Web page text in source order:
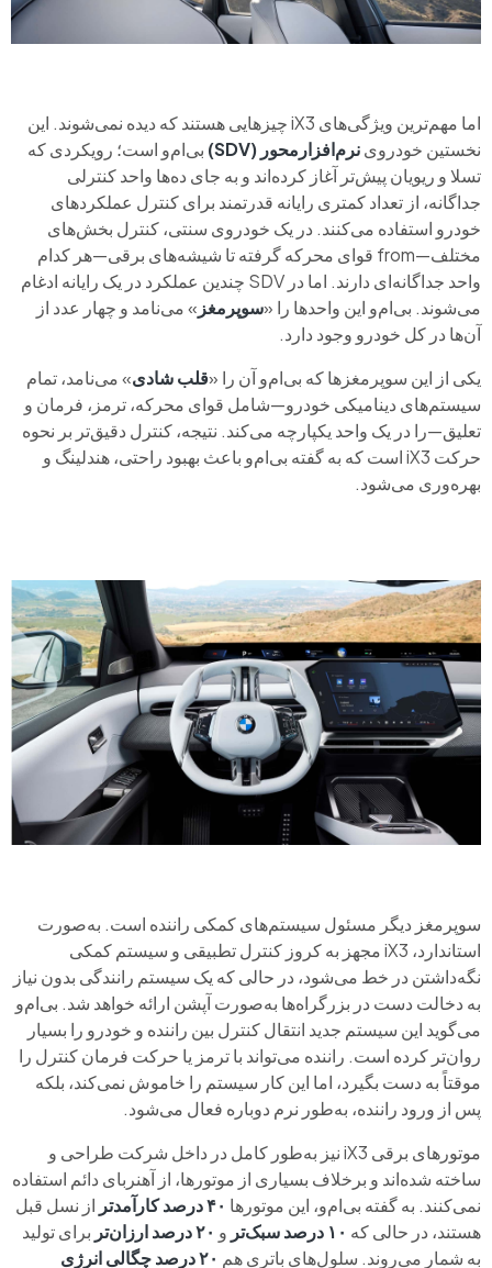
اما مهم‌ترین ویژگی‌های iX3 چیزهایی هستند که دیده نمی‌شوند. این
نخستین خودروینرم‌افزارمحور (SDV)
بی‌ام‌و است؛ رویکردی که
تسلا و ریویان پیش‌تر آغاز کرده‌اند و به جای ده‌ها واحد کنترلی
جداگانه، از تعداد کمتری رایانه‌ قدرتمند برای کنترل عملکردهای
خودرو استفاده می‌کنند. در یک خودروی سنتی، کنترل بخش‌های
مختلف—from قوای محرکه گرفته تا شیشه‌های برقی—هر کدام
واحد جداگانه‌ای دارند. اما در SDV چندین عملکرد در یک رایانه ادغام
می‌شوند. بی‌ام‌و این واحدها را «سوپرمغز » می‌نامد و چهار عدد از
آن‌ها در کل خودرو وجود دارد.
یکی از این سوپرمغزها که بی‌ام‌و آن را «قلب شادی» می‌نامد، تمام
سیستم‌های دینامیکی خودرو—شامل قوای محرکه، ترمز، فرمان و
تعلیق—را در یک واحد یکپارچه می‌کند. نتیجه، کنترل دقیق‌تر بر نحوه
حرکت iX3 است که به گفته‌ بی‌ام‌و باعث بهبود راحتی، هندلینگ و
بهره‌وری می‌شود.
سوپرمغز دیگر مسئول سیستم‌های کمکی راننده است. به‌صورت
استاندارد، iX3 مجهز به کروز کنترل تطبیقی و سیستم کمکی
نگه‌داشتن در خط می‌شود، در حالی که یک سیستم رانندگی بدون نیاز
به دخالت دست در بزرگراه‌ها به‌صورت آپشن ارائه خواهد شد. بی‌ام‌و
می‌گوید این سیستم جدید انتقال کنترل بین راننده و خودرو را بسیار
روان‌تر کرده است. راننده می‌تواند با ترمز یا حرکت فرمان کنترل را
موقتاً به دست بگیرد، اما این کار سیستم را خاموش نمی‌کند، بلکه
پس از ورود راننده، به‌طور نرم دوباره فعال می‌شود.
موتورهای برقی iX3 نیز به‌طور کامل در داخل شرکت طراحی و
ساخته شده‌اند و برخلاف بسیاری از موتورها، از آهنربای دائم استفاده
نمی‌کنند. به گفته‌ بی‌ام‌و، این موتورها ۴۰ درصد کارآمدتر
از نسل قبل
هستند، در حالی که ۱۰ درصد سبک‌تر و ۲۰ درصد ارزان‌تر
برای تولید
به شمار می‌روند. سلول‌های باتری هم
۲۰ درصد چگالی انرژی